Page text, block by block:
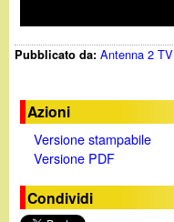
tPubblicato da:Antenna 2 TV
Azioni
Versione stampabile
Versione PDF
Condividi